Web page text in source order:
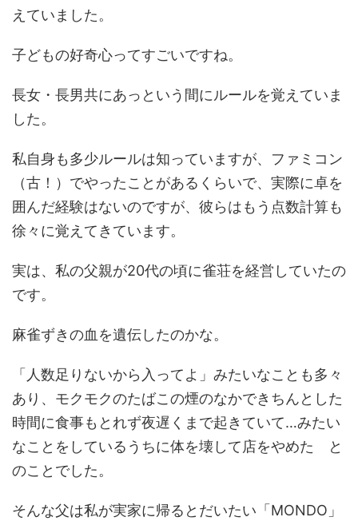
えていました。
子どもの好奇心ってすごいですね。
長女・長男共にあっという間にルールを覚えていま
した。
私自身も多少ルールは知っていますが、ファミコン
（古！）でやったことがあるくらいで、実際に卓を
囲んだ経験はないのですが、彼らはもう点数計算も
徐々に覚えてきています。
実は、私の父親が20代の頃に雀荘を経営していたの
です。
麻雀ずきの血を遺伝したのかな。
「人数足りないから入ってよ」みたいなことも多々
あり、モクモクのたばこの煙のなかできちんとした
時間に食事もとれず夜遅くまで起きていて…みたい
なことをしているうちに体を壊して店をやめた と
のことでした。
そんな父は私が実家に帰るとだいたい「MONDO」